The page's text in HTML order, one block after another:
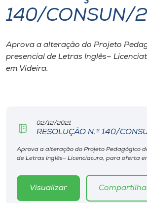
I.nova
Diplomados
Rádio
140/CONSUN/
Aprova a alteração do Projeto
presencial de Letras Inglês–
em Videira.
02/12/2021
RESOLUÇÃO N.º 140/
Aprova a alteração do Projeto Pedagógico
de Letras Inglês– Licenciatura, para oferta
Visualizar